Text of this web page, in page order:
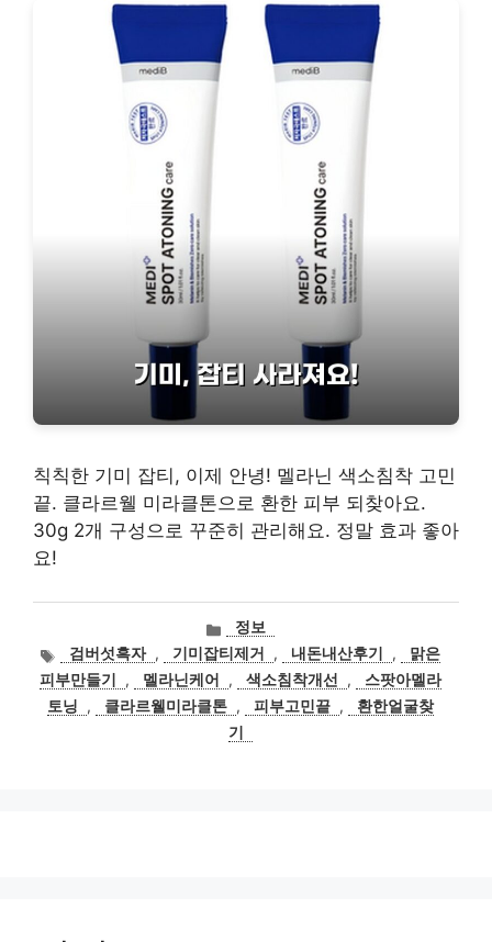
칙칙한 기미 잡티, 이제 안녕! 멜라닌 색소침착 고민
끝. 클라르웰 미라클톤으로 환한 피부 되찾아요.
30g 2개 구성으로 꾸준히 관리해요. 정말 효과 좋아
요!
카
테
고
리
정보
태
그
검버섯흑자 , 기미잡티제거 , 내돈내산후기 ,
맑은
피부만들기
, 멜라닌케어 , 색소침착개선 ,
스팟아멜라
토닝
, 클라르웰미라클톤 , 피부고민끝 ,
환한얼굴찾
기